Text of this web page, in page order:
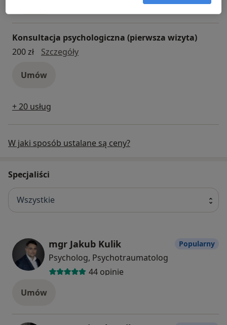
Konsultacja psychologiczna (pierwsza wizyta)
200 zł
Szczegółykonsultacja psychologiczna (pierwsza
Umów
+ 20 usług
W jaki sposób ustalane są ceny?
Specjaliści
Wszystkie
mgr Jakub Kulik
Psycholog, Psychotraumatolog
44 opinie
Popularny
Umów